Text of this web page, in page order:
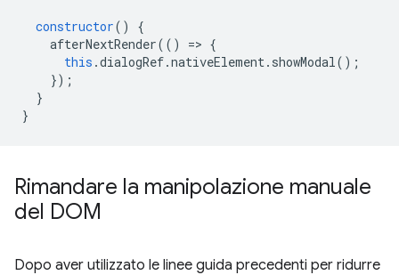
constructor()
{
afterNextRender(() => {
this .dialogRef.nativeElement. showModal();
});
}
}
Rimandare la manipolazione manuale
del DOM
Dopo aver utilizzato le linee guida precedenti per ridurre